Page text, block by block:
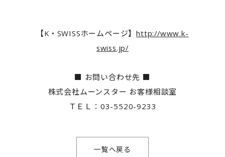
【K・SWISSホームページ】http://www.k-
swiss.jp/
■ お問い合わせ先 ■
株式会社ムーンスター お客様相談室
ＴＥＬ：03-5520-9233
一覧へ戻る